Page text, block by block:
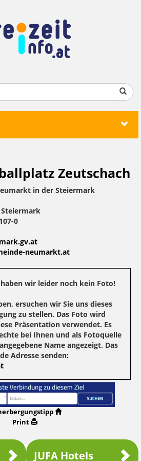
Zeutschach
in der Steiermark
0
neumarkt.at
wir leider noch kein Foto!
ersuchen wir Sie uns dieses
zu stellen. Das Foto wird
Präsentation verwendet. Es
bei Ihnen und als Fotoquelle
Name angezeigt. Das
Adresse senden:
Print
JUFA Hotels